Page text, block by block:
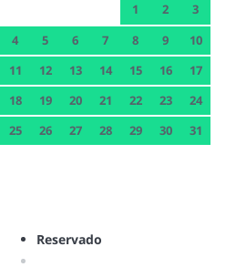
1 2
3
4
5 6 7 8 9
10
11
12 13 14 15 16
17
18
19 20 21 22 23
24
25
26 27 28 29 30 31
Reservado